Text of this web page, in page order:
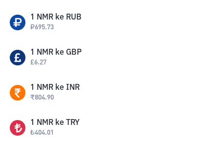
1 NMR ke RUB
₽695.73
1 NMR ke GBP
£6.27
1 NMR ke INR
₹804.90
1 NMR ke TRY
₺404.01